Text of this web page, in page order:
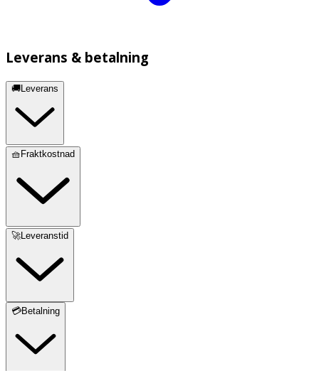
Leverans & betalning
🚚Leverans
🧺Fraktkostnad
🚀Leveranstid
💳Betalning